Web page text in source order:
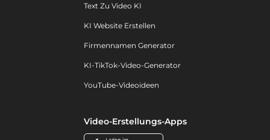
Text Zu Video KI
KI Website Erstellen
Firmennamen Generator
KI-TikTok-Video-Generator
YouTube-Videoideen
Video-Erstellungs-Apps